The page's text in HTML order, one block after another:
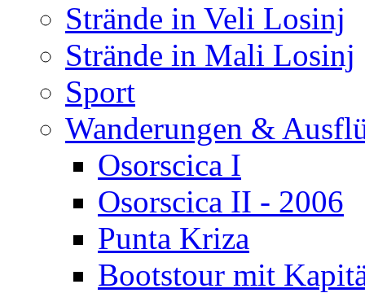
Strände in Veli Losinj
Strände in Mali Losinj
Sport
Wanderungen &
Osorscica I
Osorscica II - 2006
Punta Kriza
Bootstour mit